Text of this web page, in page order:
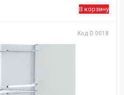
В корзину
Код D 0018